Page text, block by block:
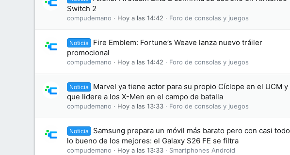
Switch 2
compudemano Hoy a las 14:42 Foro de consolas y juegos
Noticia
Fire Emblem: Fortune’s Weave lanza nuevo tráiler
promocional
compudemano Hoy a las 14:42 Foro de consolas y juegos
Noticia
Marvel ya tiene actor para su propio Cíclope en el UCM y
que lidere a los X-Men en el campo de batalla
compudemano Hoy a las 13:33 Foro de consolas y juegos
Noticia
Samsung prepara un móvil más barato pero con casi todo
lo bueno de los mejores: el Galaxy S26 FE se filtra
compudemano Hoy a las 13:33 Smartphones Android